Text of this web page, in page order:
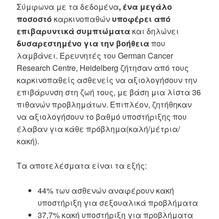
Σύμφωνα με τα δεδομένα, ένα μεγάλο
ποσοστό καρκινοπαθών υποφέρει από
επιβαρυντικά συμπτώματα και δηλώνει
δυσαρεστημένο για την βοήθειαπου
λαμβάνει. Ερευνητές του German Cancer
Research Centre, Heidelberg ζήτησαν από τους
καρκινοπαθείς ασθενείς να αξιολογήσουν την
επιβάρυνση στη ζωή τους, με βάση μια λίστα 36
πιθανών προβλημάτων. Επιπλέον, ζητήθηκαν
να αξιολογήσουν το βαθμό υποστήριξης που
έλαβαν για κάθε πρόβλημα(καλή/μέτρια/
κακή).
Τα αποτελέσματα είναι τα εξής:
44% των ασθενών αναφέρουν κακή
υποστήριξη για σεξουαλικά προβλήματα
37,7% κακή υποστήριξη για προβλήματα